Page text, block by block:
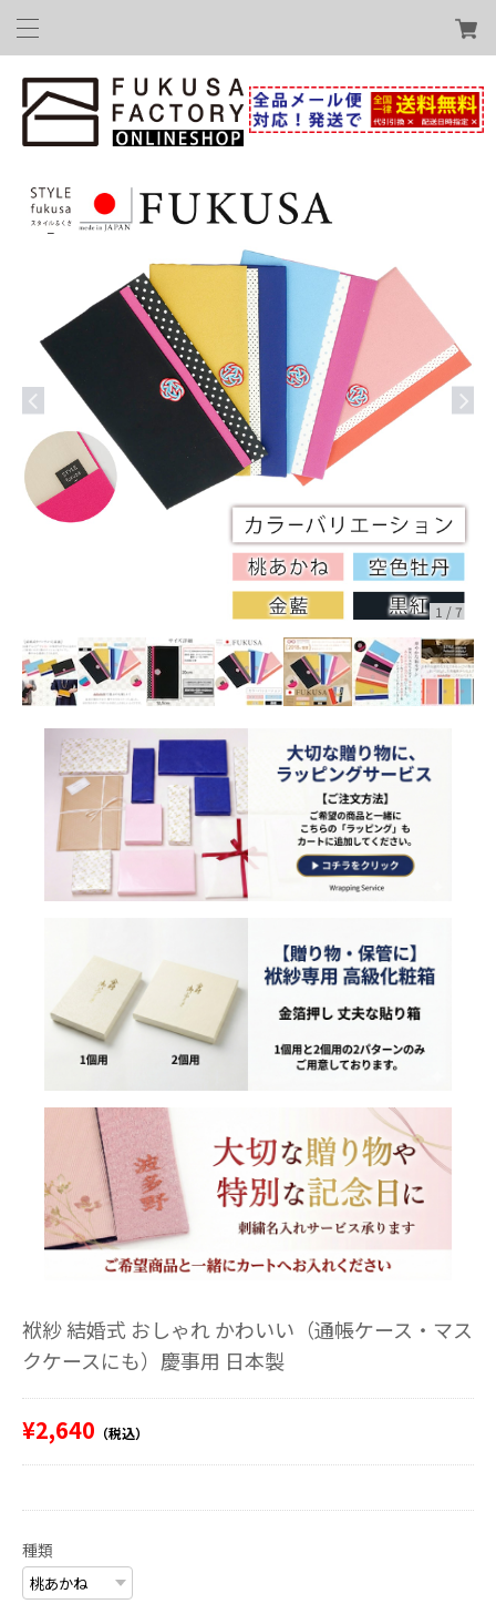
1 /7
袱紗 結婚式 おしゃれ かわいい（通帳ケース・マス
クケースにも）慶事用 日本製
¥2,640 （税込）
種類